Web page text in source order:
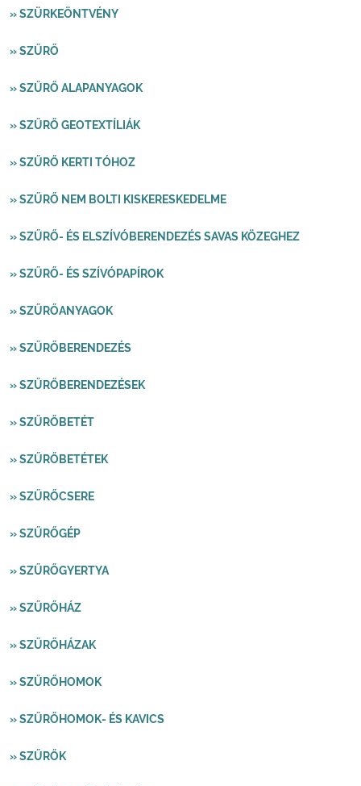
» SZÜRKEÖNTVÉNY
» SZŰRŐ
» SZŰRŐ ALAPANYAGOK
» SZŰRŐ GEOTEXTÍLIÁK
» SZŰRŐ KERTI TÓHOZ
» SZŰRŐ NEM BOLTI KISKERESKEDELME
» SZŰRŐ- ÉS ELSZÍVÓBERENDEZÉS SAVAS KÖZEGHEZ
» SZŰRŐ- ÉS SZÍVÓPAPÍROK
» SZŰRŐANYAGOK
» SZŰRŐBERENDEZÉS
» SZŰRŐBERENDEZÉSEK
» SZŰRŐBETÉT
» SZŰRŐBETÉTEK
» SZŰRŐCSERE
» SZŰRŐGÉP
» SZŰRŐGYERTYA
» SZŰRŐHÁZ
» SZŰRŐHÁZAK
» SZŰRŐHOMOK
» SZŰRŐHOMOK- ÉS KAVICS
» SZŰRŐK